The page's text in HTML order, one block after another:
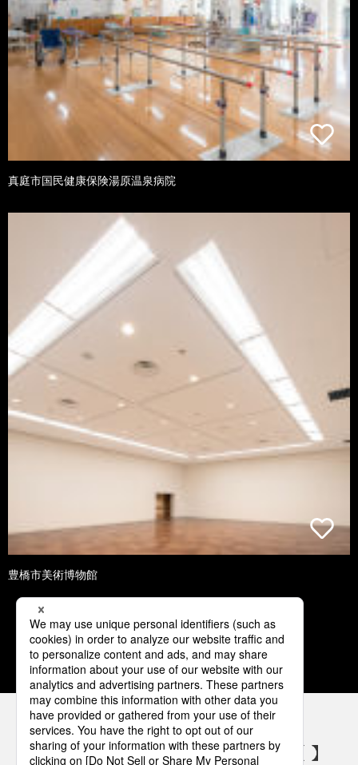
真庭市国民健康保険湯原温泉病院
豊橋市美術博物館
1 2 3 4 5
パナソニックの電気設備 SNSアカウント